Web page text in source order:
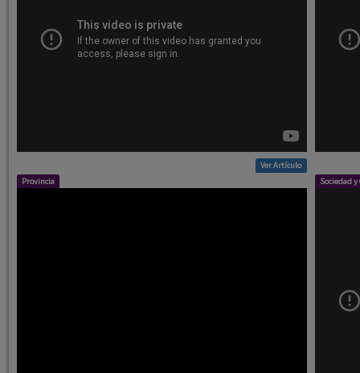
Ver Artículo
Provincia Sociedad